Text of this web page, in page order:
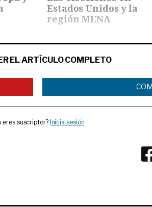
Estados Unidos y la
región MENA
EL ARTÍCULO COMPLETO
eres suscriptor? Inicia sesión